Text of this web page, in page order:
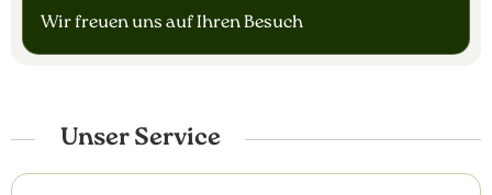
Wir freuen uns auf Ihren Besuch
Unser Service